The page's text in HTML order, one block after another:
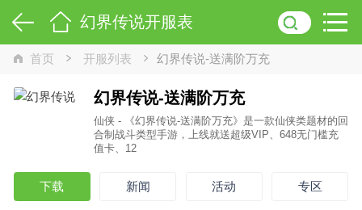
幻界传说开服表
首页 开服列表 幻界传说-送满阶万充
幻界传说-送满阶万充
仙侠 - 《幻界传说-送满阶万充》是一款仙侠类题材的回
合制战斗类型手游，上线就送超级VIP、648无门槛充
值卡、12
下载 新闻 活动 专区